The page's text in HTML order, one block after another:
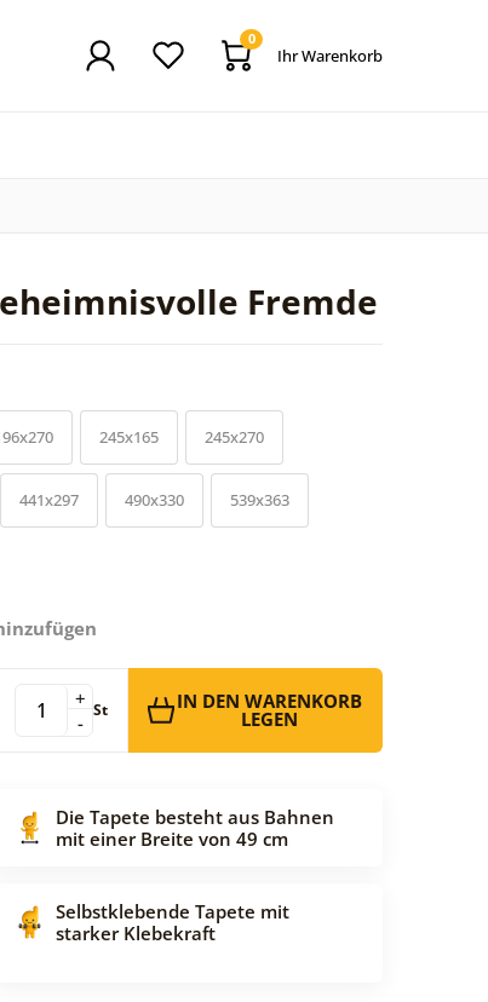
0
Ihr Warenkorb
Fremde
245x165 245x270
441x297 490x330 539x363
-
+ St IN DEN WARENKORB
LEGEN
Die Tapete besteht aus Bahnen
mit einer Breite von 49 cm
Selbstklebende Tapete mit
starker Klebekraft